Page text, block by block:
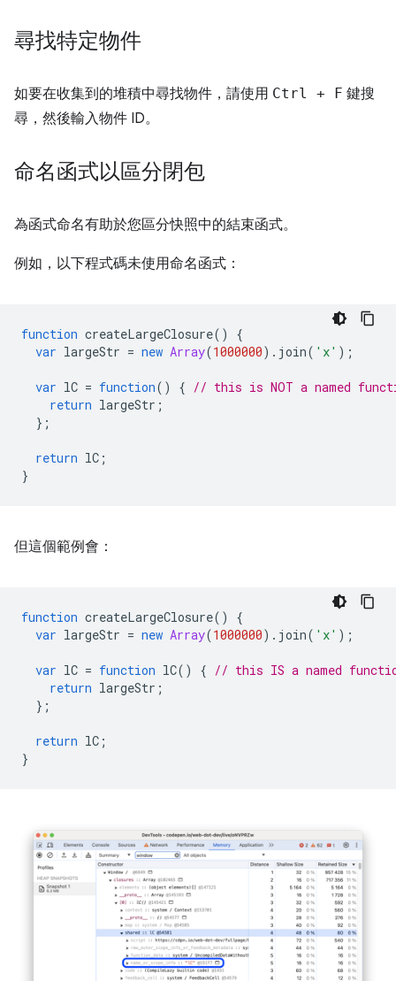
尋找特定物件
如要在收集到的堆積中尋找物件，請使用 Ctrl + F 鍵搜
尋，然後輸入物件 ID。
命名函式以區分閉包
為函式命名有助於您區分快照中的結束函式。
例如，以下程式碼未使用命名函式：
function createLargeClosure()
{
var largeStr = new Array(1000000). join( 'x' );
var lC = function() { // this is NOT a named
return largeStr ;
};
return lC ;
}
但這個範例會：
function createLargeClosure()
{
var largeStr = new Array(1000000). join( 'x' );
var lC = function lC() { // this IS a named
return largeStr ;
};
return lC ;
}